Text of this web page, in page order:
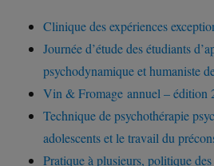
Clinique des expériences
Journée d’étude des étudiants
psychodynamique et humaniste
Vin & Fromage annuel – édition
Technique de psychothérapie
adolescents et le travail du
Pratique à plusieurs, politique des